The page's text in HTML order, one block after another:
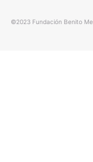
©2023 Fundación Benito